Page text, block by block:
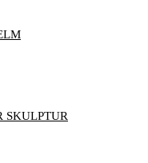
SKULPTUR